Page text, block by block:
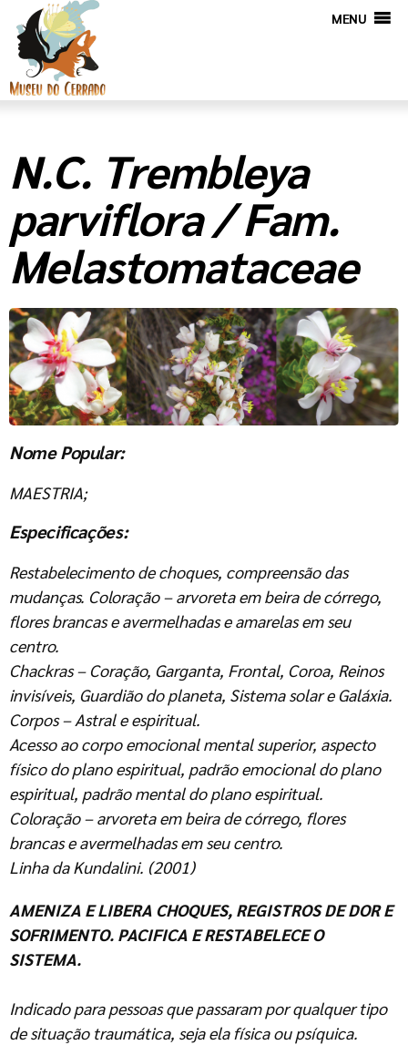
MENU
N.C. Trembleya
parviflora / Fam.
Melastomataceae
Nome Popular:
MAESTRIA;
Especificações:
Restabelecimento de choques, compreensão das
mudanças. Coloração – arvoreta em beira de córrego,
flores brancas e avermelhadas e amarelas em seu
centro.
Chackras – Coração, Garganta, Frontal, Coroa, Reinos
invisíveis, Guardião do planeta, Sistema solar e Galáxia.
Corpos – Astral e espiritual.
Acesso ao corpo emocional mental superior, aspecto
físico do plano espiritual, padrão emocional do plano
espiritual, padrão mental do plano espiritual.
Coloração – arvoreta em beira de córrego, flores
brancas e avermelhadas em seu centro.
Linha da Kundalini. (2001)
AMENIZA E LIBERA CHOQUES, REGISTROS DE DOR E
SOFRIMENTO. PACIFICA E RESTABELECE O
SISTEMA.
Indicado para pessoas que passaram por qualquer tipo
de situação traumática, seja ela física ou psíquica.